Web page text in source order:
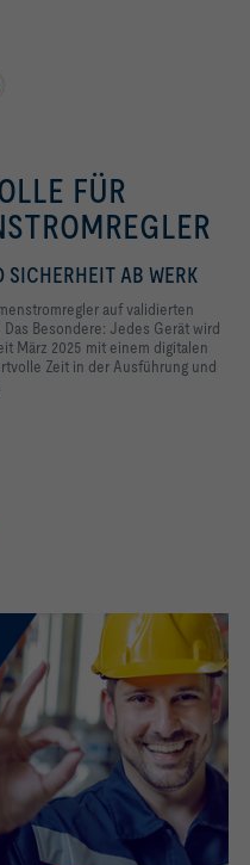
FÜR
SICHERHEIT AB WERK
auf validierten
Besondere: Jedes Gerät wird
März 2025 mit einem digitalen
Zeit in der Ausführung und